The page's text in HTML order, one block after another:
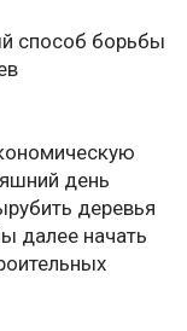
день
деревья
далее начать